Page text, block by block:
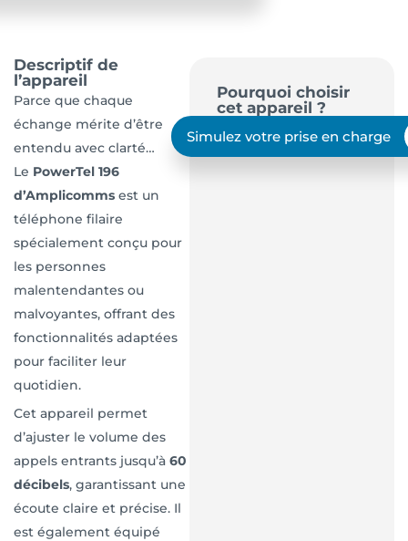
Descriptif de
l’appareil
Parce que chaque
échange mérite d’être
entendu avec clarté…
Le PowerTel 196
d’Amplicomms est un
téléphone filaire
spécialement conçu pour
les personnes
malentendantes ou
malvoyantes, offrant des
fonctionnalités adaptées
pour faciliter leur
quotidien.
Cet appareil permet
d’ajuster le volume des
appels entrants jusqu’à 60
décibels, garantissant une
écoute claire et précise. Il
est également équipé
Pourquoi choisir
cet appareil ?
Simulez votre prise en charge